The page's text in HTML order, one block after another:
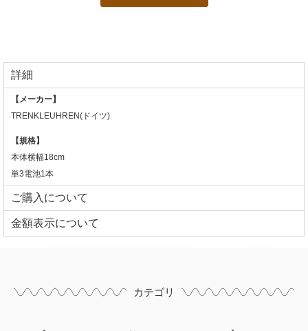
詳細
【メーカー】
TRENKLEUHREN(ドイツ)
【規格】
本体横幅18cm
単3電池1本
ご購入について
⾦額表⽰について
カテゴリ